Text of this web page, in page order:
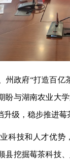
州政府“打造百亿
盼与湖南农业大
级，稳步推进莓
科技和人才优势，
县挖掘莓茶科技